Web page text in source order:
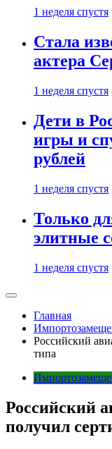
1 неделя спустя
Стала
актера
1 неделя спустя
Дети в
игры и
рублей
1 неделя спустя
Только
элитные
1 неделя спустя
Главная
Российский
типа
Российский
получил